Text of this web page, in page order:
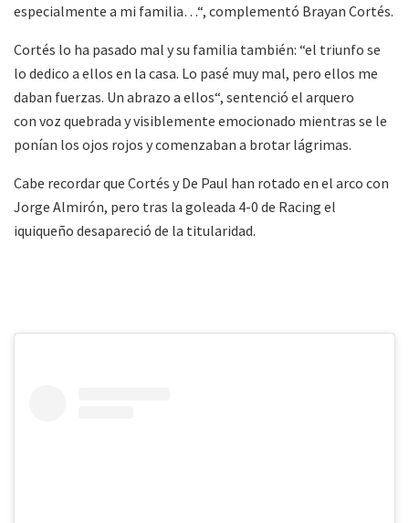
especialmente a mi familia…“, complementó Brayan Cortés.
Cortés lo ha pasado mal y su familia también: “el triunfo se
lo dedico a ellos en la casa. Lo pasé muy mal, pero ellos me
daban fuerzas. Un abrazo a ellos“, sentenció el arquero
con voz quebrada y visiblemente emocionado mientras se le
ponían los ojos rojos y comenzaban a brotar lágrimas.
Cabe recordar que Cortés y De Paul han rotado en el arco con
Jorge Almirón, pero tras la goleada 4-0 de Racing el
iquiqueño desapareció de la titularidad.